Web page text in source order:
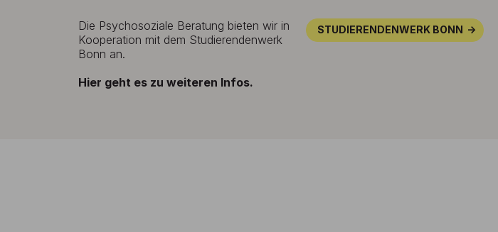
Die Psychosoziale Beratung bieten wir in
Kooperation mit dem Studierendenwerk
Bonn an.
Hier geht es zu weiteren Infos.
STUDIERENDENWERK BONN